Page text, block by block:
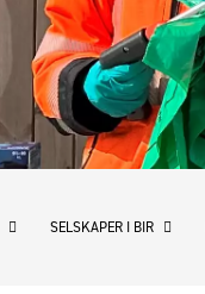
SELSKAPER I BIR